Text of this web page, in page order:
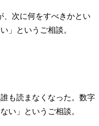
、次に何をすべきかとい
」というご相談。
も読まなくなった。数字
い」というご相談。